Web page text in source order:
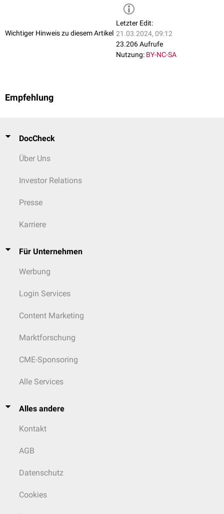
Wichtiger Hinweis zu diesem Artikel
Letzter Edit:
21.03.2024, 09:12
23.206 Aufrufe
Nutzung: BY-NC-SA
Empfehlung
DocCheck
Über Uns
Investor Relations
Presse
Karriere
Für Unternehmen
Werbung
Login Services
Content Marketing
Marktforschung
CME-Sponsoring
Alle Services
Alles andere
Kontakt
AGB
Datenschutz
Cookies